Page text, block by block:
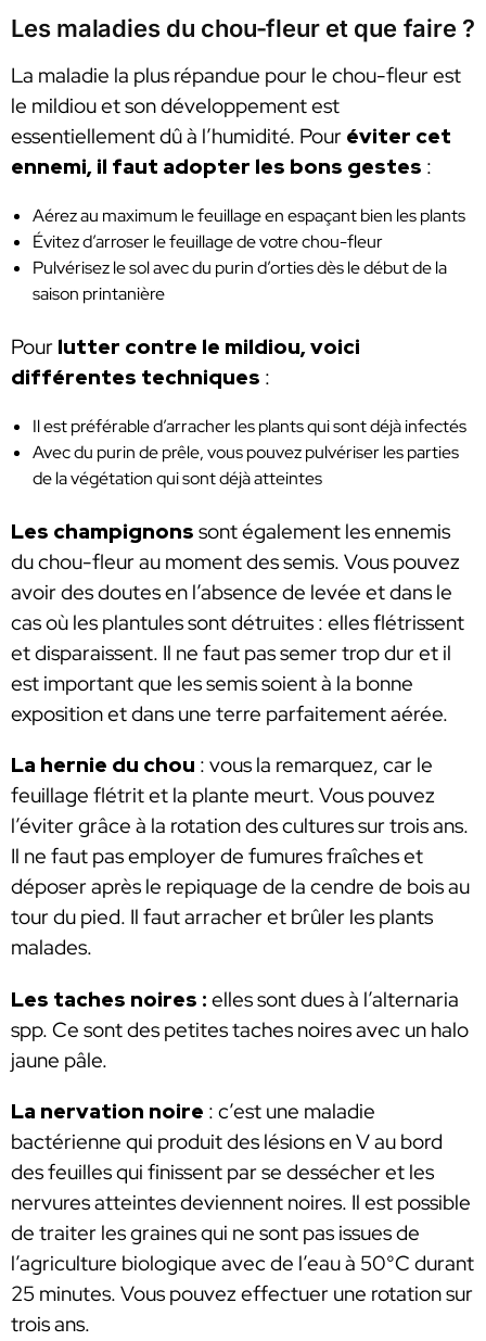
Les maladies du chou-fleur et que faire ?
La maladie la plus répandue pour le chou-fleur est
le mildiou et son développement est
essentiellement dû à l’humidité. Pour éviter cet
ennemi, il faut adopter les bons gestes :
Aérez au maximum le feuillage en espaçant bien les plants
Évitez d’arroser le feuillage de votre chou-fleur
Pulvérisez le sol avec du purin d’orties dès le début de la
saison printanière
Pour lutter contre le mildiou, voici
différentes techniques :
Il est préférable d’arracher les plants qui sont déjà infectés
Avec du purin de prêle, vous pouvez pulvériser les parties
de la végétation qui sont déjà atteintes
Les champignons sont également les ennemis
du chou-fleur au moment des semis. Vous pouvez
avoir des doutes en l’absence de levée et dans le
cas où les plantules sont détruites : elles flétrissent
et disparaissent. Il ne faut pas semer trop dur et il
est important que les semis soient à la bonne
exposition et dans une terre parfaitement aérée.
La hernie du chou : vous la remarquez, car le
feuillage flétrit et la plante meurt. Vous pouvez
l’éviter grâce à la rotation des cultures sur trois ans.
Il ne faut pas employer de fumures fraîches et
déposer après le repiquage de la cendre de bois au
tour du pied. Il faut arracher et brûler les plants
malades.
Les taches noires : elles sont dues à l’alternaria
spp. Ce sont des petites taches noires avec un halo
jaune pâle.
La nervation noire : c’est une maladie
bactérienne qui produit des lésions en V au bord
des feuilles qui finissent par se dessécher et les
nervures atteintes deviennent noires. Il est possible
de traiter les graines qui ne sont pas issues de
l’agriculture biologique avec de l’eau à 50°C durant
25 minutes. Vous pouvez effectuer une rotation sur
trois ans.